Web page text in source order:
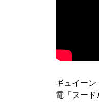
ギュイーン
電「ヌード